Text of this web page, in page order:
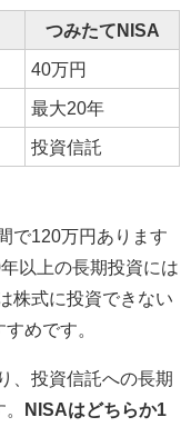
つみたてNISA
40万円
最大20年
投資信託
で120万円あります
以上の長期投資には
株式に投資できない
めです。
、投資信託への長期
NISAはどちらか1